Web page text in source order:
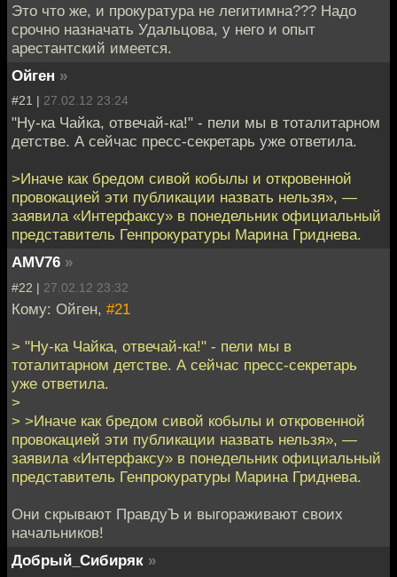
Это что же, и прокуратура не легитимна??? Надо
срочно назначать Удальцова, у него и опыт
арестантский имеется.
Ойген »
#21 | 27.02.12 23:24
"Ну-ка Чайка, отвечай-ка!" - пели мы в тоталитарном
детстве. А сейчас пресс-секретарь уже ответила.
>Иначе как бредом сивой кобылы и откровенной
провокацией эти публикации назвать нельзя», —
заявила «Интерфаксу» в понедельник официальный
представитель Генпрокуратуры Марина Гриднева.
AMV76 »
#22 | 27.02.12 23:32
Кому: Ойген, #21
> "Ну-ка Чайка, отвечай-ка!" - пели мы в
тоталитарном детстве. А сейчас пресс-секретарь
уже ответила.
>
> >Иначе как бредом сивой кобылы и откровенной
провокацией эти публикации назвать нельзя», —
заявила «Интерфаксу» в понедельник официальный
представитель Генпрокуратуры Марина Гриднева.
Они скрывают ПравдуЪ и выгораживают своих
начальников!
Добрый_Сибиряк »